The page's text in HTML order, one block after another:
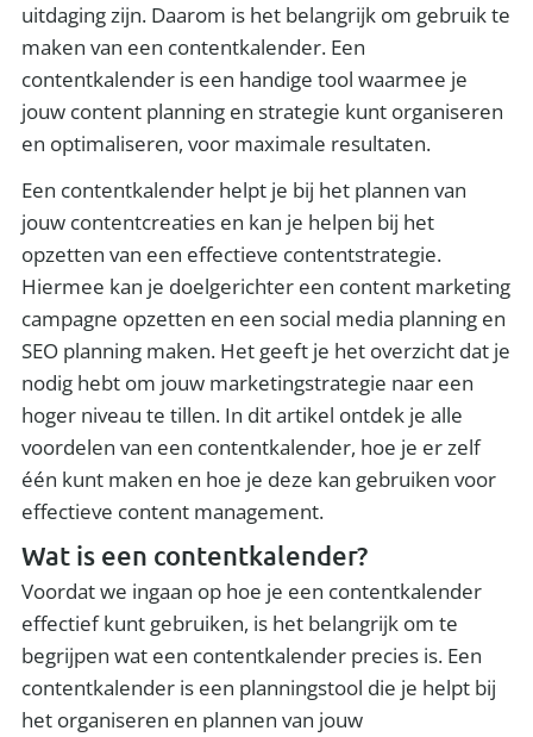
uitdaging zijn. Daarom is het belangrijk om gebruik te
maken van een contentkalender. Een
contentkalender is een handige tool waarmee je
jouw content planning en strategie kunt organiseren
en optimaliseren, voor maximale resultaten.
Een contentkalender helpt je bij het plannen van
jouw contentcreaties en kan je helpen bij het
opzetten van een effectieve contentstrategie.
Hiermee kan je doelgerichter een content marketing
campagne opzetten en een social media planning en
SEO planning maken. Het geeft je het overzicht dat je
nodig hebt om jouw marketingstrategie naar een
hoger niveau te tillen. In dit artikel ontdek je alle
voordelen van een contentkalender, hoe je er zelf
één kunt maken en hoe je deze kan gebruiken voor
effectieve content management.
Wat is een contentkalender?
Voordat we ingaan op hoe je een contentkalender
effectief kunt gebruiken, is het belangrijk om te
begrijpen wat een contentkalender precies is. Een
contentkalender is een planningstool die je helpt bij
het organiseren en plannen van jouw